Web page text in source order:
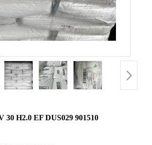
30 H2.0 EF DUS029 901510